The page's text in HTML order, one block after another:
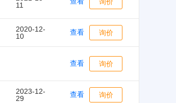
11
2020-12-
10
查看 询价
查看 询价
2023-12-
29
查看 询价